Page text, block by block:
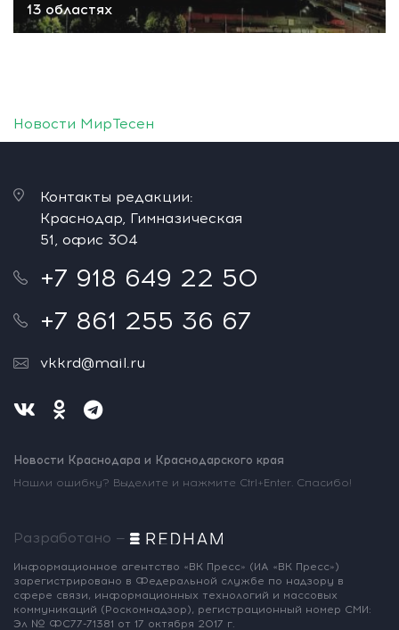
13 областях
Новости МирТесен
Контакты редакции:
Краснодар, Гимназическая
51, офис 304
+7 918 649 22 50
+7 861 255 36 67
vkkrd@mail.ru
Новости Краснодара и Краснодарского края
Нашли ошибку? Выделите и нажмите Ctrl+Enter. Спасибо!
Разработано —
Информационное агентство «ВК Пресс» (ИА «ВК Пресс»)
зарегистрировано в Федеральной службе по надзору в
сфере связи, информационных технологий и массовых
коммуникаций (Роскомнадзор), регистрационный номер СМИ:
Эл № ФС77-71381 от 17 октября 2017 г.